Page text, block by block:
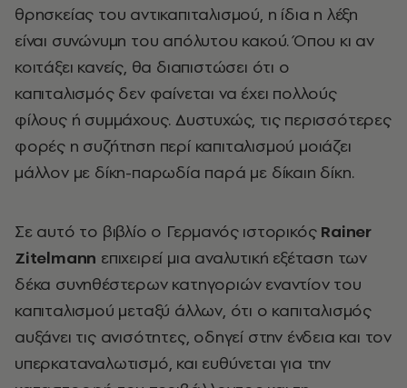
θρησκείας του αντικαπιταλισμού, η ίδια η λέξη
είναι συνώνυμη του απόλυτου κακού. Όπου κι αν
κοιτάξει κανείς, θα διαπιστώσει ότι ο
καπιταλισμός δεν φαίνεται να έχει πολλούς
φίλους ή συμμάχους. Δυστυχώς, τις περισσότερες
φορές η συζήτηση περί καπιταλισμού μοιάζει
μάλλον με δίκη-παρωδία παρά με δίκαιη δίκη.
Σε αυτό το βιβλίο ο Γερμανός ιστορικός Rainer
Zitelmann επιχειρεί μια αναλυτική εξέταση των
δέκα συνηθέστερων κατηγοριών εναντίον του
καπιταλισμού μεταξύ άλλων, ότι ο καπιταλισμός
αυξάνει τις ανισότητες, οδηγεί στην ένδεια και τον
υπερκαταναλωτισμό, και ευθύνεται για την